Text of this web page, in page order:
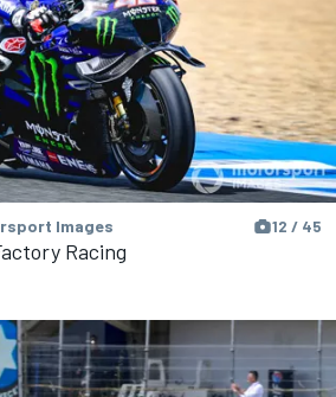
Images 12 / 45
Racing